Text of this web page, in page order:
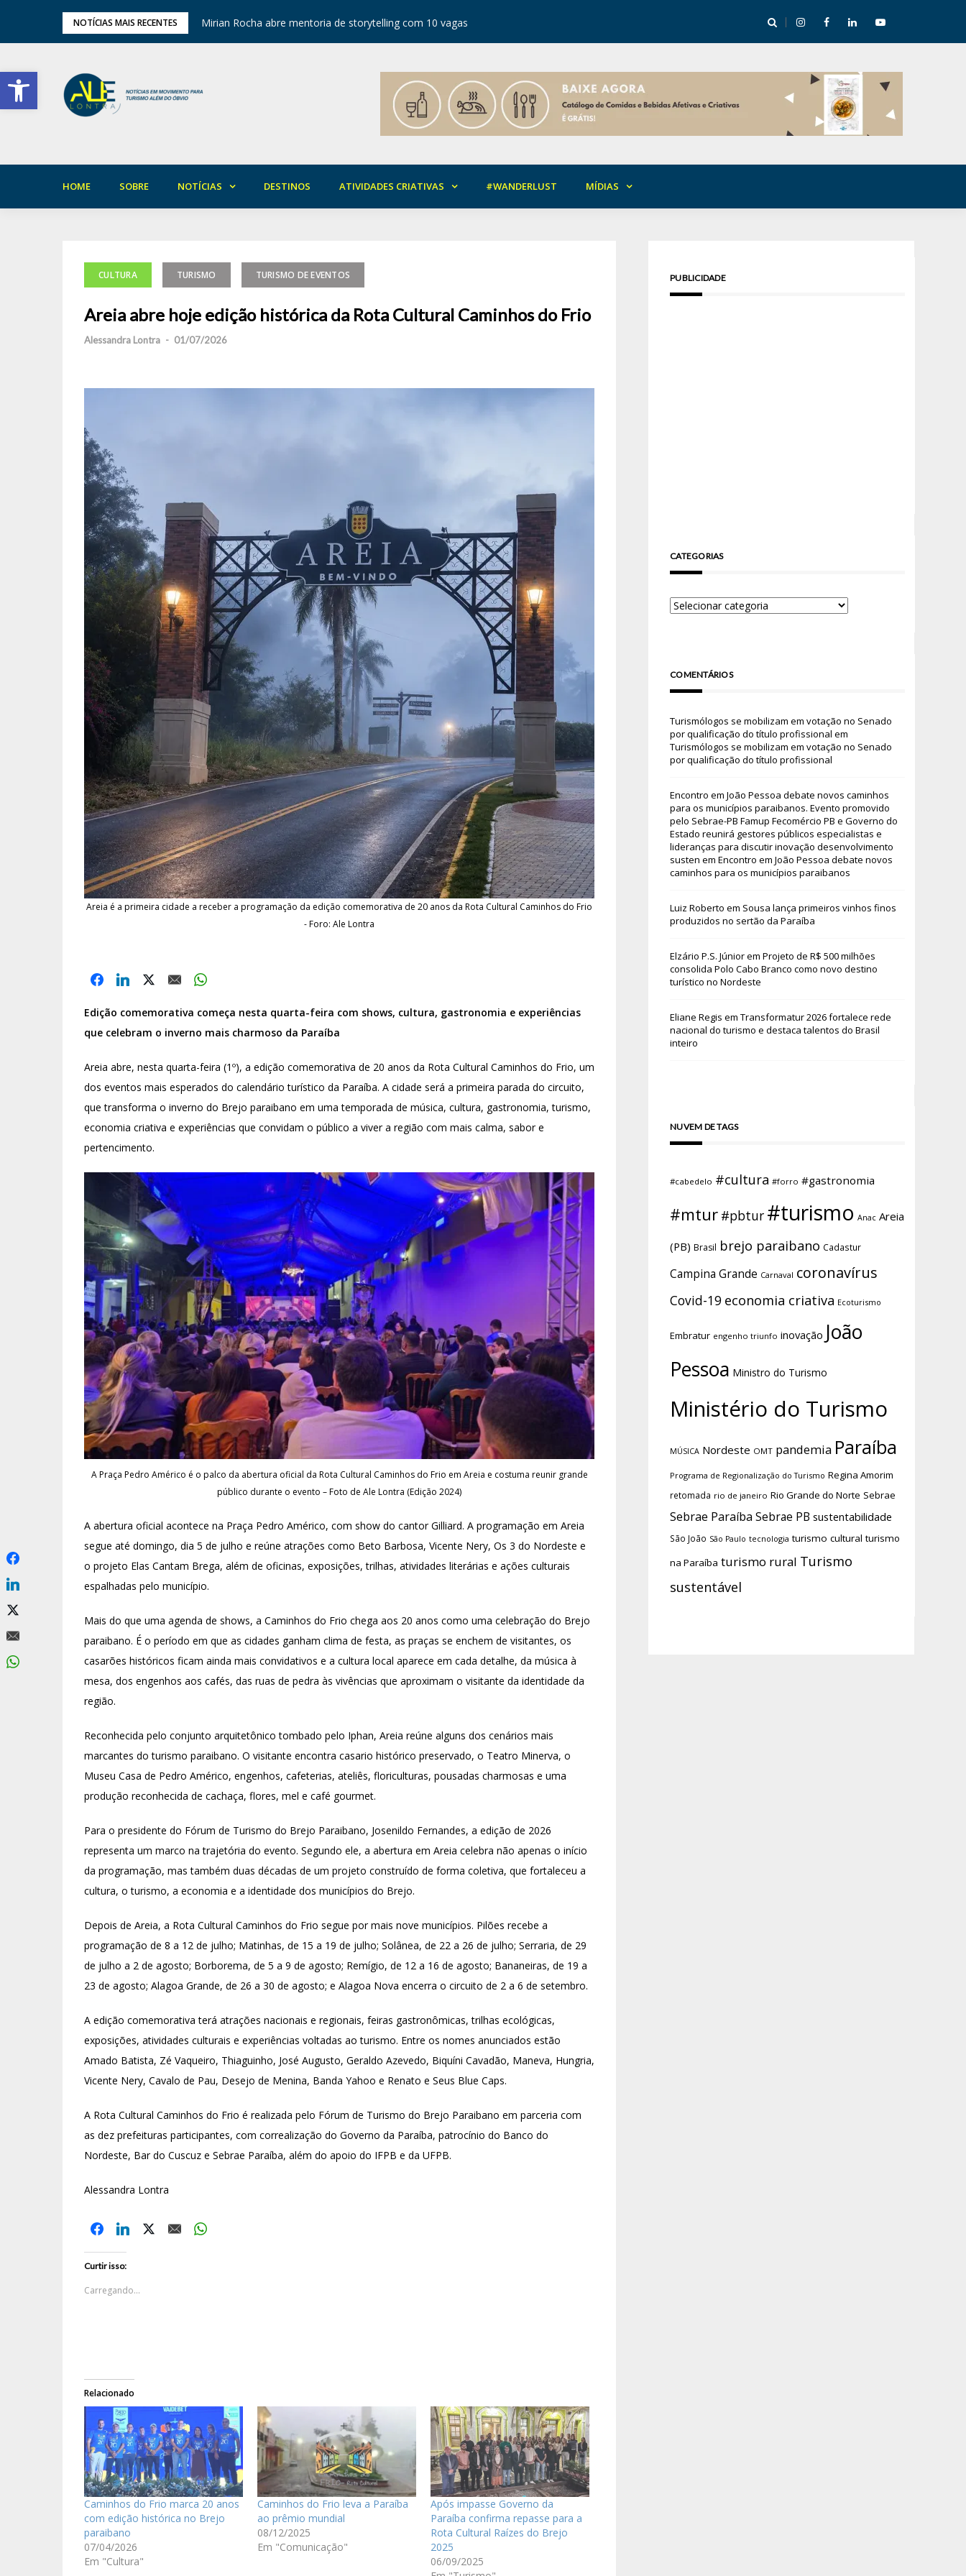
Barra de Ferramentas Aberta
NOTÍCIAS MAIS RECENTES
em Areia Mirian Rocha abre mentoria de storytelling com 10 vagas Festival de Inverno nas Serras abre temporada cultural em Cuité
HOME SOBRE NOTÍCIAS DESTINOS ATIVIDADES CRIATIVAS #WANDERLUST MÍDIAS
CULTURA TURISMO TURISMO DE EVENTOS
Areia abre hoje edição histórica da Rota Cultural Caminhos do Frio
Alessandra Lontra - 01/07/2026
Areia é a primeira cidade a receber a programação da edição comemorativa de 20 anos da Rota Cultural Caminhos do Frio
- Foro: Ale Lontra
Edição comemorativa começa nesta quarta-feira com shows, cultura, gastronomia e experiências
que celebram o inverno mais charmoso da Paraíba
Areia abre, nesta quarta-feira (1º), a edição comemorativa de 20 anos da Rota Cultural Caminhos do Frio, um
dos eventos mais esperados do calendário turístico da Paraíba. A cidade será a primeira parada do circuito,
que transforma o inverno do Brejo paraibano em uma temporada de música, cultura, gastronomia, turismo,
economia criativa e experiências que convidam o público a viver a região com mais calma, sabor e
pertencimento.
A Praça Pedro Américo é o palco da abertura oficial da Rota Cultural Caminhos do Frio em Areia e costuma reunir grande
público durante o evento – Foto de Ale Lontra (Edição 2024)
A abertura oficial acontece na Praça Pedro Américo, com show do cantor Gilliard. A programação em Areia
segue até domingo, dia 5 de julho e reúne atrações como Beto Barbosa, Vicente Nery, Os 3 do Nordeste e
o projeto Elas Cantam Brega, além de oficinas, exposições, trilhas, atividades literárias e ações culturais
espalhadas pelo município.
Mais do que uma agenda de shows, a Caminhos do Frio chega aos 20 anos como uma celebração do Brejo
paraibano. É o período em que as cidades ganham clima de festa, as praças se enchem de visitantes, os
casarões históricos ficam ainda mais convidativos e a cultura local aparece em cada detalhe, da música à
mesa, dos engenhos aos cafés, das ruas de pedra às vivências que aproximam o visitante da identidade da
região.
Reconhecida pelo conjunto arquitetônico tombado pelo Iphan, Areia reúne alguns dos cenários mais
marcantes do turismo paraibano. O visitante encontra casario histórico preservado, o Teatro Minerva, o
Museu Casa de Pedro Américo, engenhos, cafeterias, ateliês, floriculturas, pousadas charmosas e uma
produção reconhecida de cachaça, flores, mel e café gourmet.
Para o presidente do Fórum de Turismo do Brejo Paraibano, Josenildo Fernandes, a edição de 2026
representa um marco na trajetória do evento. Segundo ele, a abertura em Areia celebra não apenas o início
da programação, mas também duas décadas de um projeto construído de forma coletiva, que fortaleceu a
cultura, o turismo, a economia e a identidade dos municípios do Brejo.
Depois de Areia, a Rota Cultural Caminhos do Frio segue por mais nove municípios. Pilões recebe a
programação de 8 a 12 de julho; Matinhas, de 15 a 19 de julho; Solânea, de 22 a 26 de julho; Serraria, de 29
de julho a 2 de agosto; Borborema, de 5 a 9 de agosto; Remígio, de 12 a 16 de agosto; Bananeiras, de 19 a
23 de agosto; Alagoa Grande, de 26 a 30 de agosto; e Alagoa Nova encerra o circuito de 2 a 6 de setembro.
A edição comemorativa terá atrações nacionais e regionais, feiras gastronômicas, trilhas ecológicas,
exposições, atividades culturais e experiências voltadas ao turismo. Entre os nomes anunciados estão
Amado Batista, Zé Vaqueiro, Thiaguinho, José Augusto, Geraldo Azevedo, Biquíni Cavadão, Maneva, Hungria,
Vicente Nery, Cavalo de Pau, Desejo de Menina, Banda Yahoo e Renato e Seus Blue Caps.
A Rota Cultural Caminhos do Frio é realizada pelo Fórum de Turismo do Brejo Paraibano em parceria com
as dez prefeituras participantes, com correalização do Governo da Paraíba, patrocínio do Banco do
Nordeste, Bar do Cuscuz e Sebrae Paraíba, além do apoio do IFPB e da UFPB.
Alessandra Lontra
Curtir isso:
Carregando...
Relacionado
Caminhos do Frio marca 20 anos
com edição histórica no Brejo
paraibano
07/04/2026
Em "Cultura"
Caminhos do Frio leva a Paraíba
ao prêmio mundial
08/12/2025
Em "Comunicação"
Após impasse Governo da
Paraíba confirma repasse para a
Rota Cultural Raízes do Brejo
2025
06/09/2025
PUBLICIDADE
CATEGORIAS
COMENTÁRIOS
Turismólogos se mobilizam em votação no Senado
por qualificação do título profissional em
Turismólogos se mobilizam em votação no Senado
por qualificação do título profissional
Encontro em João Pessoa debate novos caminhos
para os municípios paraibanos. Evento promovido
pelo Sebrae-PB Famup Fecomércio PB e Governo do
Estado reunirá gestores públicos especialistas e
lideranças para discutir inovação desenvolvimento
susten em Encontro em João Pessoa debate novos
caminhos para os municípios paraibanos
Luiz Roberto em Sousa lança primeiros vinhos finos
produzidos no sertão da Paraíba
Elzário P.S. Júniorem Projeto de R$ 500 milhões
consolida Polo Cabo Branco como novo destino
turístico no Nordeste
Eliane Regis em Transformatur 2026 fortalece rede
nacional do turismo e destaca talentos do Brasil
inteiro
NUVEM DE TAGS
#cabedelo #cultura #forro #gastronomia
#mtur #pbtur #turismo Anac Areia
(PB) Brasil brejo paraibano Cadastur
Campina Grande Carnaval coronavírus
Covid-19 economia criativa Ecoturismo
Embratur engenho triunfo inovação João
Pessoa Ministro do Turismo
Ministério do Turismo
MÚSICA Nordeste OMT pandemia Paraíba
Programa de Regionalização do Turismo Regina Amorim
retomada rio de janeiro Rio Grande do Norte Sebrae
Sebrae Paraíba Sebrae PB sustentabilidade
São João São Paulo tecnologia turismo cultural turismo
na Paraíba turismo rural Turismo
sustentável